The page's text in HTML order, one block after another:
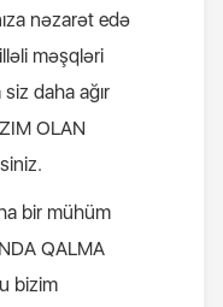
nəzarət edə
məşqləri
daha ağır
OLAN
bir mühüm
QALMA
bizim